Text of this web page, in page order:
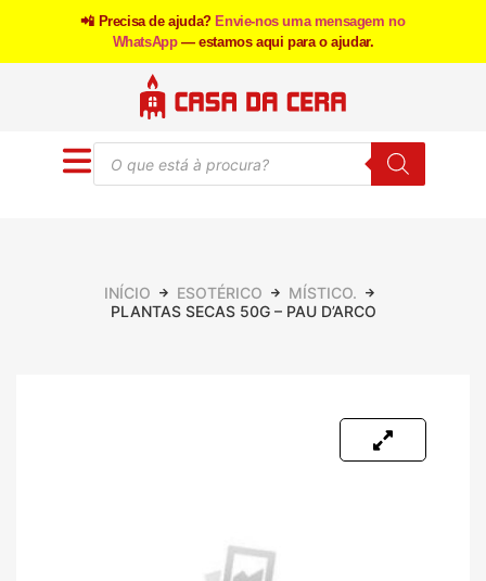
📲 Precisa de ajuda? Envie-nos uma mensagem no
WhatsApp — estamos aqui para o ajudar.
INÍCIO ESOTÉRICO
MÍSTICO.
PLANTAS SECAS 50G – PAU D’ARCO